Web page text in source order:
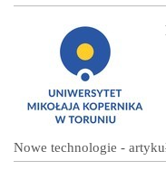
Nowe technologie -